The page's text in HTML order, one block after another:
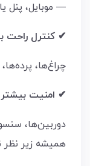
— موبایل، پنل
✔ کنترل راحت
چراغ‌ها،
✔ امنیت بیشتر
دوربین‌ها،
همیشه زیر نظر